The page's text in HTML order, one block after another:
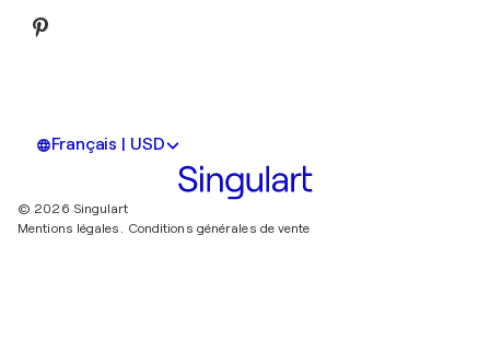
Français | USD
© 2026 Singulart
Mentions légales. Conditions générales de vente